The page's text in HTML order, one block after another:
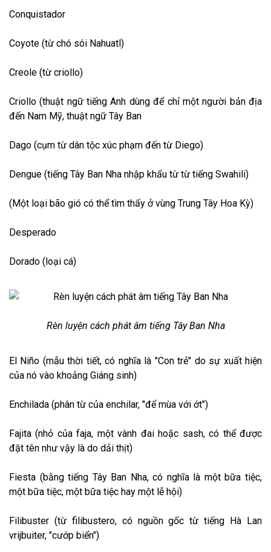
Conquistador
Coyote (từ chó sói Nahuatl)
Creole (từ criollo)
Criollo (thuật ngữ tiếng Anh dùng để chỉ một người bản địa
đến Nam Mỹ, thuật ngữ Tây Ban
Dago (cụm từ dân tộc xúc phạm đến từ Diego)
Dengue (tiếng Tây Ban Nha nhập khẩu từ từ tiếng Swahili)
(Một loại bão gió có thể tìm thấy ở vùng Trung Tây Hoa Kỳ)
Desperado
Dorado (loại cá)
Rèn luyện cách phát âm tiếng Tây Ban Nha
El Niño (mẫu thời tiết, có nghĩa là "Con trẻ" do sự xuất hiện
của nó vào khoảng Giáng sinh)
Enchilada (phân từ của enchilar, "để mùa với ớt")
Fajita (nhỏ của faja, một vành đai hoặc sash, có thể được
đặt tên như vậy là do dải thịt)
Fiesta (bằng tiếng Tây Ban Nha, có nghĩa là một bữa tiệc,
một bữa tiệc, một bữa tiệc hay một lễ hội)
Filibuster (từ filibustero, có nguồn gốc từ tiếng Hà Lan
vrijbuiter, "cướp biển")